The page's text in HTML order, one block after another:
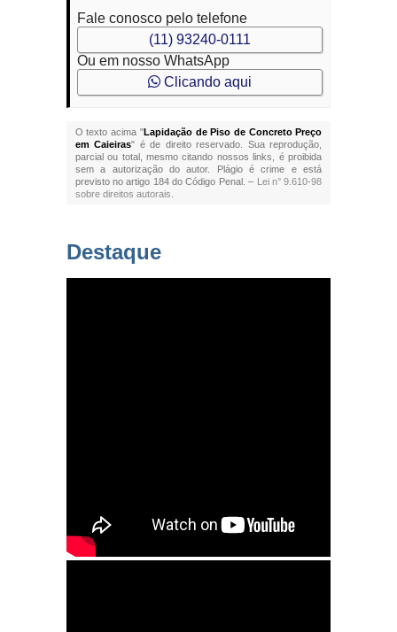
Fale conosco pelo telefone
(11) 93240-0111
Ou em nosso WhatsApp
Clicando aqui
O texto acima "Lapidação de Piso de Concreto Preço
em Caieiras" é de direito reservado. Sua reprodução,
parcial ou total, mesmo citando nossos links, é proibida
sem a autorização do autor. Plágio é crime e está
previsto no artigo 184 do Código Penal. – Lei n° 9.610-98
sobre direitos autorais
Destaque